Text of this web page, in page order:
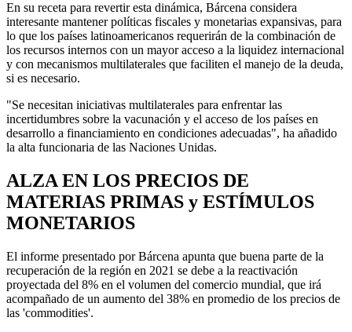
En su receta para revertir esta dinámica, Bárcena considera
interesante mantener políticas fiscales y monetarias expansivas, para
lo que los países latinoamericanos requerirán de la combinación de
los recursos internos con un mayor acceso a la liquidez internacional
y con mecanismos multilaterales que faciliten el manejo de la deuda,
si es necesario.
"Se necesitan iniciativas multilaterales para enfrentar las
incertidumbres sobre la vacunación y el acceso de los países en
desarrollo a financiamiento en condiciones adecuadas", ha añadido
la alta funcionaria de las Naciones Unidas.
ALZA EN LOS PRECIOS DE
MATERIAS PRIMAS y ESTÍMULOS
MONETARIOS
El informe presentado por Bárcena apunta que buena parte de la
recuperación de la región en 2021 se debe a la reactivación
proyectada del 8% en el volumen del comercio mundial, que irá
acompañado de un aumento del 38% en promedio de los precios de
las 'commodities'.